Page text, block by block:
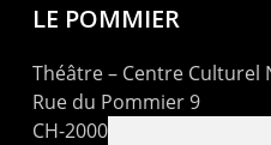
LE POMMIER
Théâtre – Centre Culturel
Rue du Pommier 9
CH-2000 Neuchâtel